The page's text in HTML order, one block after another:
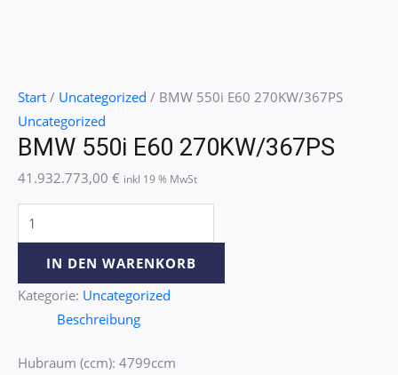
Start / Uncategorized / BMW 550i E60 270KW/367PS
Uncategorized
BMW 550i E60 270KW/367PS
41.932.773,00 € inkl 19 % MwSt
IN DEN WARENKORB
Kategorie: Uncategorized
Beschreibung
Hubraum (ccm): 4799ccm